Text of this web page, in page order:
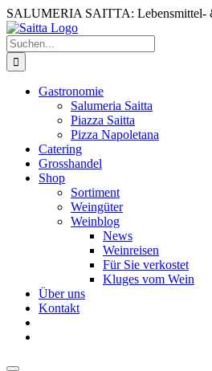
Zum
Inhalt
springen
SALUMERIA SAITTA: Lebensmittel-
Suche
nach:
Gastronomie
Salumeria Saitta
Piazza Saitta
Pizza Napoletana
Catering
Grosshandel
Shop
Sortiment
Weingüter
Weinblog
News
Weinreisen
Für Sie verkostet
Kluges vom Wein
Über uns
Kontakt